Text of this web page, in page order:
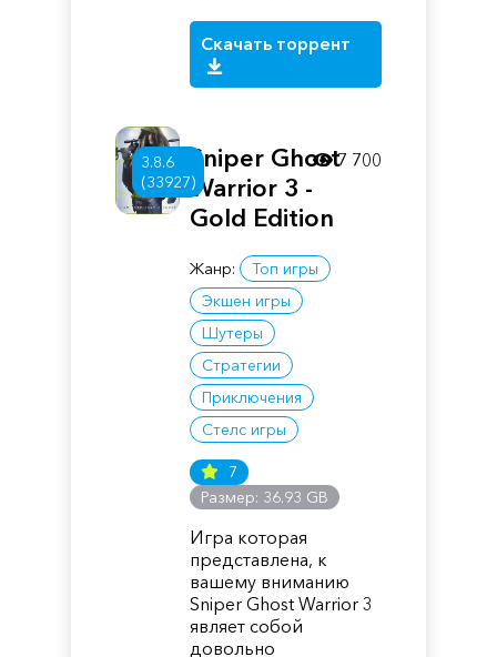
Скачать торрент
3.8.6
(33927)
Sniper Ghost
Warrior 3 -
Gold Edition
Жанр:
Топ игры
Экшен игры
Шутеры
Стратегии
Приключения
Стелс игры
7
Размер: 36.93 GB
Игра которая
представлена, к
вашему вниманию
Sniper Ghost Warrior 3
являет собой
довольно
7 700